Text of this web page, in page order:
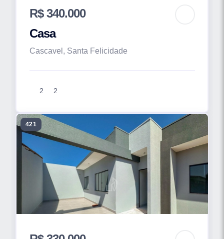
R$ 340.000
Casa
Cascavel, Santa Felicidade
2 2
421